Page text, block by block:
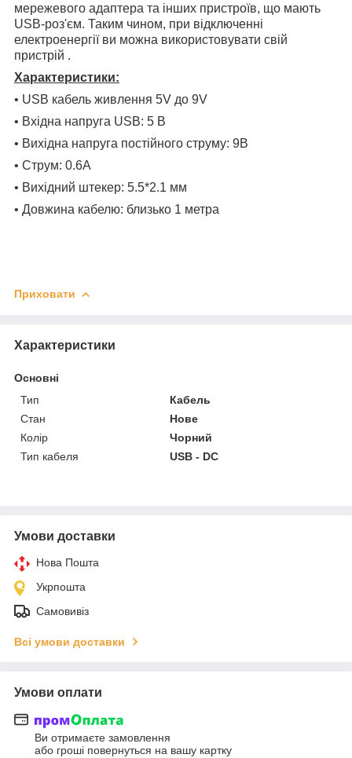
мережевого адаптера та інших пристроїв, що мають
USB-роз'єм. Таким чином, при відключенні
електроенергії ви можна використовувати свій
пристрій .
Характеристики:
• USB кабель живлення 5V до 9V
• Вхідна напруга USB: 5 В
• Вихідна напруга постійного струму: 9В
• Струм: 0.6А
• Вихідний штекер: 5.5*2.1 мм
• Довжина кабелю: близько 1 метра
Приховати
Характеристики
Основні
Тип
Кабель
Стан
Нове
Колір
Чорний
Тип кабеля
USB - DC
Умови доставки
Нова Пошта
Укрпошта
Самовивіз
Всі умови доставки
Умови оплати
Ви отримаєте замовлення
або гроші повернуться на вашу картку